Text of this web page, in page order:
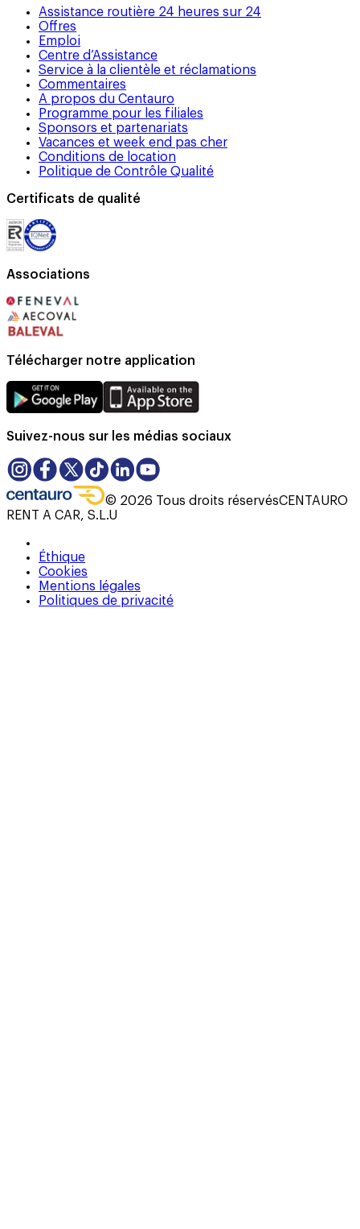
Assistance routière 24 heures sur 24
Offres
Emploi
Centre d’Assistance
Service à la clientèle et réclamations
Commentaires
A propos du Centauro
Programme pour les filiales
Sponsors et partenariats
Vacances et week end pas cher
Conditions de location
Politique de Contrôle Qualité
Certificats de qualité
Associations
Télécharger notre application
Suivez-nous sur les médias sociaux
© 2026 Tous droits réservésCENTAURO
RENT A CAR, S.L.U
Éthique
Cookies
Mentions légales
Politiques de privacité